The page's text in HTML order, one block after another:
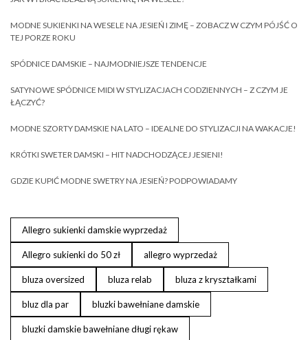
MODNE SUKIENKI NA WESELE NA JESIEŃ I ZIMĘ – ZOBACZ W CZYM PÓJŚĆ O
TEJ PORZE ROKU
SPÓDNICE DAMSKIE – NAJMODNIEJSZE TENDENCJE
SATYNOWE SPÓDNICE MIDI W STYLIZACJACH CODZIENNYCH – Z CZYM JE
ŁĄCZYĆ?
MODNE SZORTY DAMSKIE NA LATO – IDEALNE DO STYLIZACJI NA WAKACJE!
KRÓTKI SWETER DAMSKI – HIT NADCHODZĄCEJ JESIENI!
GDZIE KUPIĆ MODNE SWETRY NA JESIEŃ? PODPOWIADAMY
Allegro sukienki damskie wyprzedaż
Allegro sukienki do 50 zł allegro wyprzedaż
bluza oversized bluza relab bluza z kryształkami
bluz dla par bluzki bawełniane damskie
bluzki damskie bawełniane długi rękaw